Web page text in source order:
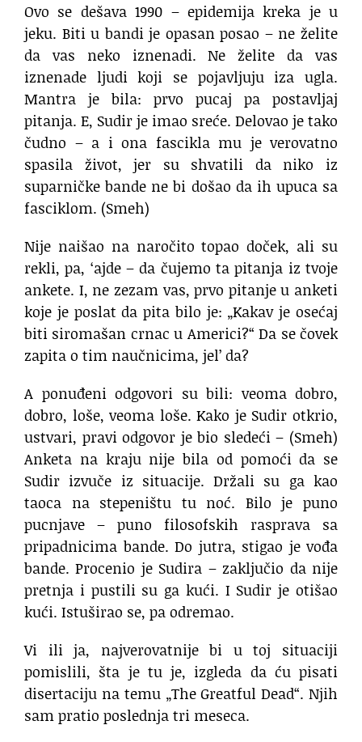
Ovo se dešava 1990 – epidemija kreka je u
jeku. Biti u bandi je opasan posao – ne želite
da vas neko iznenadi. Ne želite da vas
iznenade ljudi koji se pojavljuju iza ugla.
Mantra je bila: prvo pucaj pa postavljaj
pitanja. E, Sudir je imao sreće. Delovao je tako
čudno – a i ona fascikla mu je verovatno
spasila život, jer su shvatili da niko iz
suparničke bande ne bi došao da ih upuca sa
fasciklom. (Smeh)
Nije naišao na naročito topao doček, ali su
rekli, pa, ‘ajde – da čujemo ta pitanja iz tvoje
ankete. I, ne zezam vas, prvo pitanje u anketi
koje je poslat da pita bilo je: „Kakav je osećaj
biti siromašan crnac u Americi?“ Da se čovek
zapita o tim naučnicima, jel’ da?
A ponuđeni odgovori su bili: veoma dobro,
dobro, loše, veoma loše. Kako je Sudir otkrio,
ustvari, pravi odgovor je bio sledeći – (Smeh)
Anketa na kraju nije bila od pomoći da se
Sudir izvuče iz situacije. Držali su ga kao
taoca na stepeništu tu noć. Bilo je puno
pucnjave – puno filosofskih rasprava sa
pripadnicima bande. Do jutra, stigao je vođa
bande. Procenio je Sudira – zaključio da nije
pretnja i pustili su ga kući. I Sudir je otišao
kući. Istuširao se, pa odremao.
Vi ili ja, najverovatnije bi u toj situaciji
pomislili, šta je tu je, izgleda da ću pisati
disertaciju na temu „The Greatful Dead“. Njih
sam pratio poslednja tri meseca.